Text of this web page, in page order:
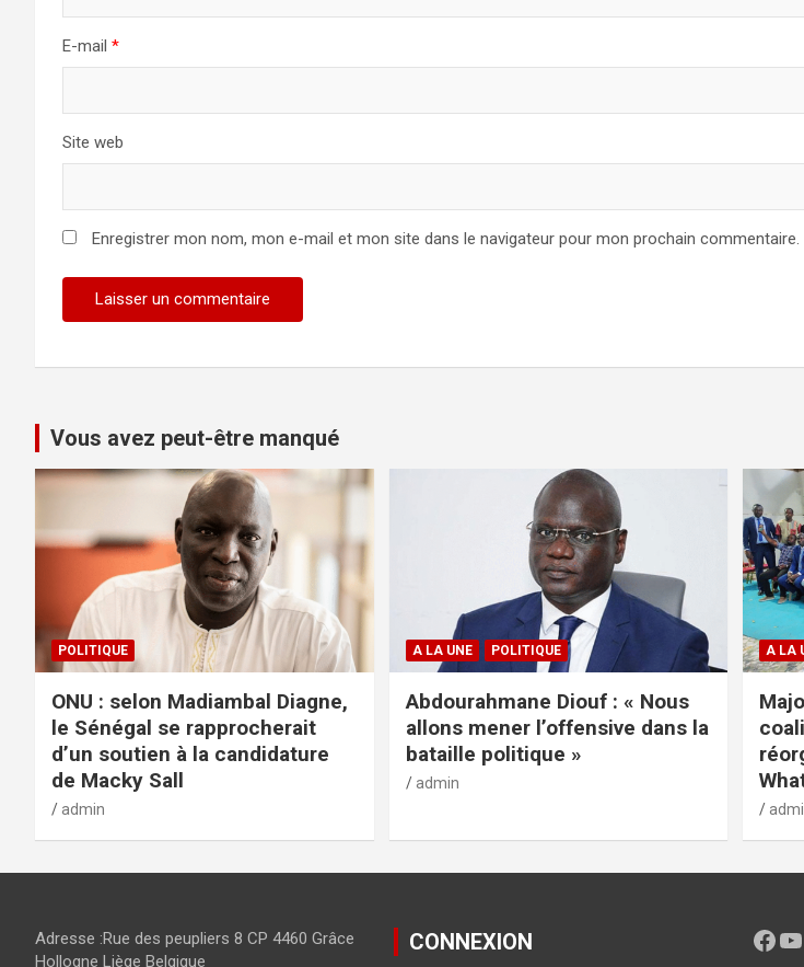
E-mail *
Site web
Enregistrer mon nom, mon e-mail et mon site dans le navigateur pour mon prochain commentaire.
Vous avez peut-être manqué
POLITIQUE
ONU : selon Madiambal Diagne,
le Sénégal se rapprocherait
d’un soutien à la candidature
de Macky Sall
admin
A LA UNE POLITIQUE
Abdourahmane Diouf : « Nous
allons mener l’offensive dans la
bataille politique »
admin
A LA
Adresse :Rue des peupliers 8 CP 4460 Grâce
Hollogne Liège Belgique
CONNEXION